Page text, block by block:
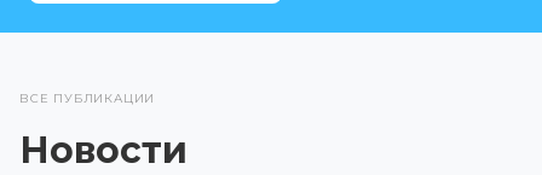
ВСЕ ПУБЛИКАЦИИ
Новости